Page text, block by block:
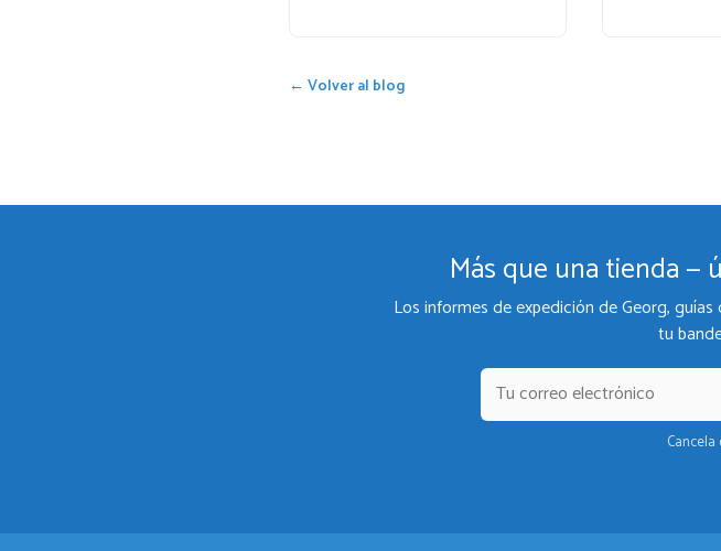
← Volver al blog
Más que una tienda —
Los informes de expedición de Georg,
tu